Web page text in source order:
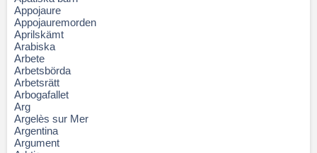
Appojaure
Appojauremorden
Aprilskämt
Arabiska
Arbete
Arbetsbörda
Arbetsrätt
Arbogafallet
Arg
Argelès sur Mer
Argentina
Argument